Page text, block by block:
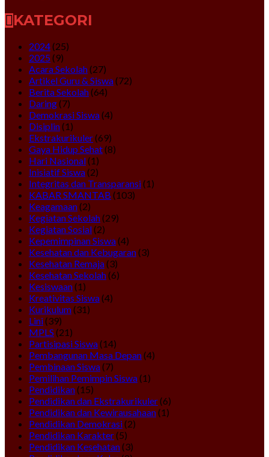
KATEGORI
2024(25)
2025(9)
Acara Sekolah(27)
Artikel Guru & Siswa(72)
Berita Sekolah(64)
Daring(7)
Demokrasi Siswa(4)
Disiplin(1)
Ekstrakurikuler(69)
Gaya Hidup Sehat(8)
Hari Nasional(1)
Inisiatif Siswa(2)
Integritas dan Transparansi(1)
KABAR SMANTAB (103)
Keagamaan(2)
Kegiatan Sekolah(29)
Kegiatan Sosial(2)
Kepemimpinan Siswa(4)
Kesehatan dan Kebugaran(3)
Kesehatan Remaja(3)
Kesehatan Sekolah(6)
Kesiswaan(1)
Kreativitas Siswa(4)
Kurikulum(31)
Lini(39)
MPLS (21)
Partisipasi Siswa(14)
Pembangunan Masa Depan(4)
Pembinaan Siswa(7)
Pemilihan Pemimpin Siswa(1)
Pendidikan(15)
Pendidikan dan Ekstrakurikuler(6)
Pendidikan dan Kewirausahaan(1)
Pendidikan Demokrasi(2)
Pendidikan Karakter(5)
Pendidikan Kesehatan(3)